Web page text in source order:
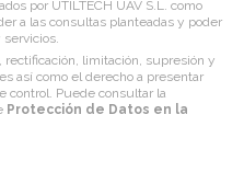
por UTILTECH UAV S.L. como
a las consultas planteadas y poder
rectificación, limitación, supresión y
así como el derecho a presentar
control. Puede consultar la
Protección de Datos en la